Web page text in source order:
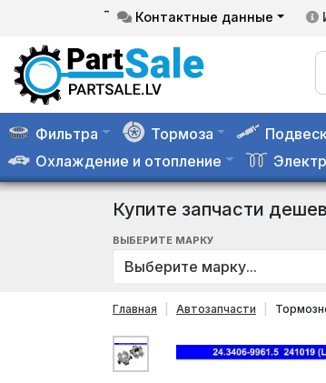
- Контактные данные
Фильтра Тормоза
Охлаждение и отопление
Купите запчасти
ВЫБЕРИТЕ МАРКУ
Выберите марку...
Главная Автозапчасти